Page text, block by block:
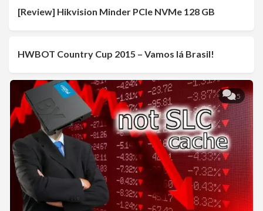
[Review] Hikvision Minder PCIe NVMe 128 GB
HWBOT Country Cup 2015 – Vamos lá Brasil!
5